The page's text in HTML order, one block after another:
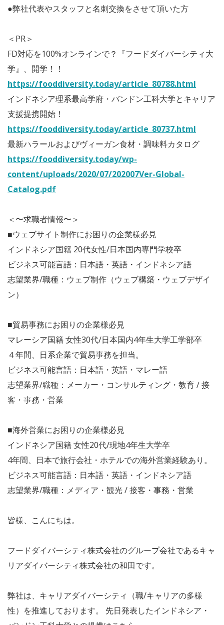
●弊社代表やスタッフと名刺交換をさせて頂いた方
＜PR＞
FD対応を100%オンラインで？『フードダイバーシティ大
学』、開学！！
https://fooddiversity.today/article_80788.html
インドネシア理系最高学府・バンドン工科大学とキャリア
支援提携開始！
https://fooddiversity.today/article_80737.html
最新ハラールおよびヴィーガン食材・調味料カタログ
https://fooddiversity.today/wp-
content/uploads/2020/07/202007Ver-Global-
Catalog.pdf
＜〜求職者情報〜＞
■ウェブサイト制作にお困りの企業様必見
インドネシア国籍 20代女性/日本国内専門学校卒
ビジネス可能言語：日本語・英語・インドネシア語
志望業界/職種：ウェブ制作（ウェブ構築・ウェブデザイ
ン）
■貿易事務にお困りの企業様必見
マレーシア国籍 女性30代/日本国内4年生大学工学部卒
４年間、日系企業で貿易事務を担当。
ビジネス可能言語：日本語・英語・マレー語
志望業界/職種：メーカー・コンサルティング・教育 / 接
客・事務・営業
■海外営業にお困りの企業様必見
インドネシア国籍 女性20代/現地4年生大学卒
4年間、日本で旅行会社・ホテルでの海外営業経験あり。
ビジネス可能言語：日本語・英語・インドネシア語
志望業界/職種：メディア・観光 / 接客・事務・営業
皆様、こんにちは。
フードダイバーシティ株式会社のグループ会社であるキャ
リアダイバーシティ株式会社の和田です。
弊社は、キャリアダイバーシティ（職/キャリアの多様
性）を推進しております。 先日発表したインドネシア・